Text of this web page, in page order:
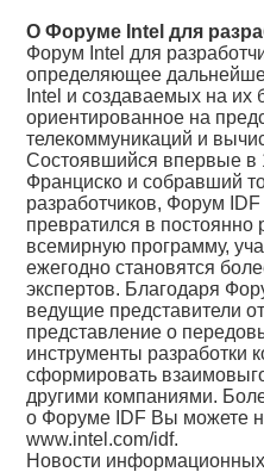
О Форуме Intel для
Форум Intel для
определяющее
Intel и создаваемых на их
ориентированное на
телекоммуникаций и
Состоявшийся впервые в
Франциско и собравший
разработчиков, Форум
превратился в
всемирную программу,
ежегодно становятся
экспертов. Благодаря
ведущие представители
представление о
инструменты разработки
сформировать
другими компаниями.
о Форуме IDF Вы можете
www.intel.com/idf.
Новости информационных